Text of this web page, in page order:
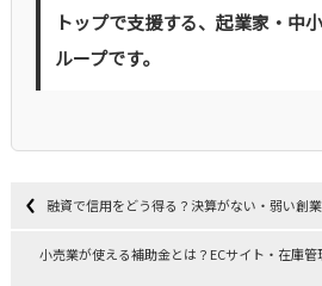
トップで支援する、起業家・中
ループです。
融資で信用をどう得る？決算がない・弱い創
小売業が使える補助金とは？ECサイト・在庫